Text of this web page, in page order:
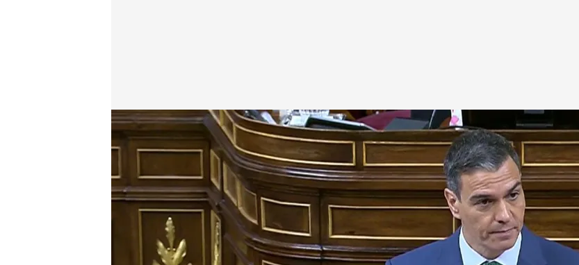
Las medidas que forman el plan de regeneración democrática
Redacción digital Noticias Cuatro
17 JUL 2024 - 14:31h.
El presidente ha justificado la necesidad de aplicarlo ante la
proliferación de bulos y la desinformación
La intención de Pedro Sánchez es trasladar a España las medidas que